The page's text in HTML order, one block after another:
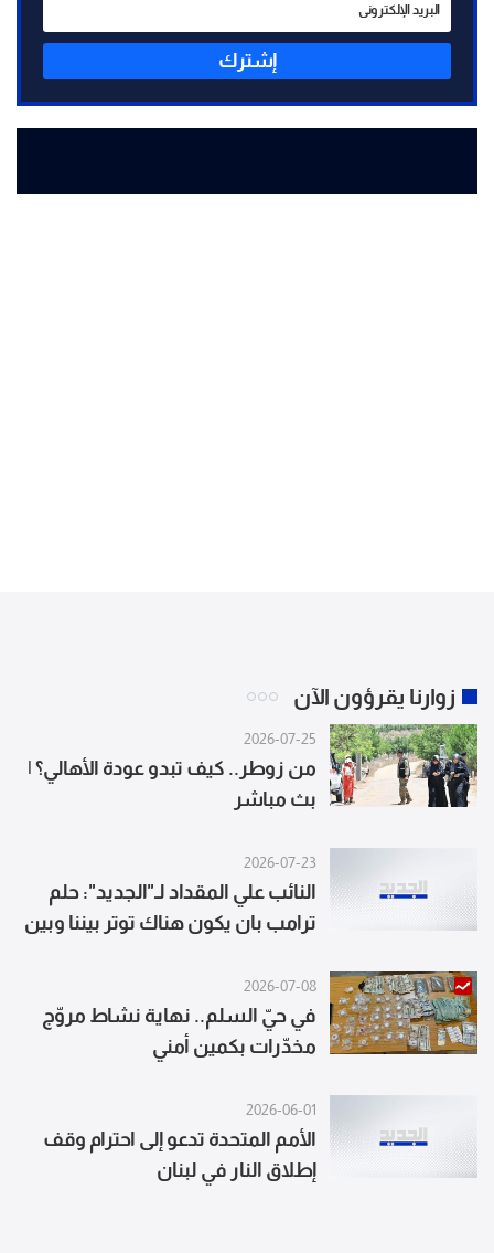
إشترك
زوارنا يقرؤون الآن
2026-07-25
من زوطر.. كيف تبدو عودة الأهالي؟ |
بث مباشر
2026-07-23
النائب علي المقداد لـ"الجديد": حلم
ترامب بان يكون هناك توتر بيننا وبين
2026-07-08
في حيّ السلم.. نهاية نشاط مروّج
مخدّرات بكمين أمني
2026-06-01
الأمم المتحدة تدعو إلى احترام وقف
إطلاق النار في لبنان